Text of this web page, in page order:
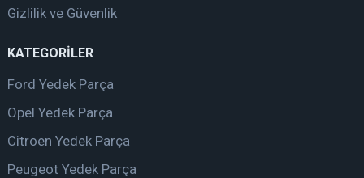
Gizlilik ve Güvenlik
KATEGORİLER
Ford Yedek Parça
Opel Yedek Parça
Citroen Yedek Parça
Peugeot Yedek Parça